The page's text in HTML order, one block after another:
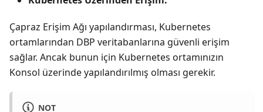
Çapraz Erişim Ağı yapılandırması, Kubernetes
ortamlarından DBP veritabanlarına güvenli erişim
sağlar. Ancak bunun için Kubernetes ortamınızın
Konsol üzerinde yapılandırılmış olması gerekir.
NOT